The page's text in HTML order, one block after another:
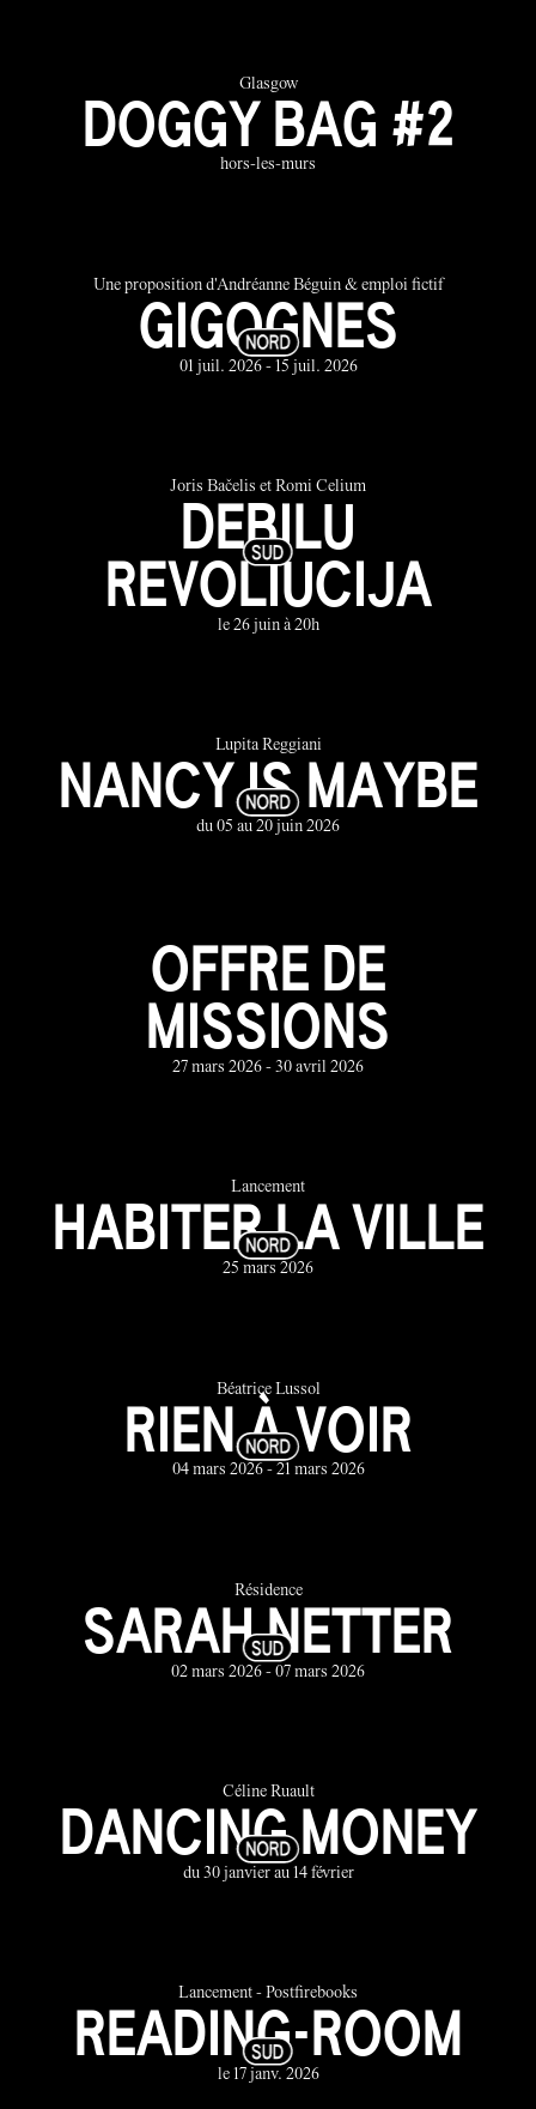
Glasgow
DOGGY BAG #2
hors-les-murs
Une proposition d'Andréanne Béguin & emploi fictif
GIGOGNES
01 juil. 2026 - 15 juil. 2026
Joris Bačelis et Romi Celium
DEBILU
REVOLIUCIJA
le 26 juin à 20h
Lupita Reggiani
NANCY IS MAYBE
du 05 au 20 juin 2026
OFFRE DE
MISSIONS
27 mars 2026 - 30 avril 2026
Lancement
HABITER LA VILLE
25 mars 2026
Béatrice Lussol
RIEN À VOIR
04 mars 2026 - 21 mars 2026
Résidence
SARAH NETTER
02 mars 2026 - 07 mars 2026
Céline Ruault
DANCING MONEY
du 30 janvier au 14 février
Lancement - Postfirebooks
READING-ROOM
le 17 janv. 2026